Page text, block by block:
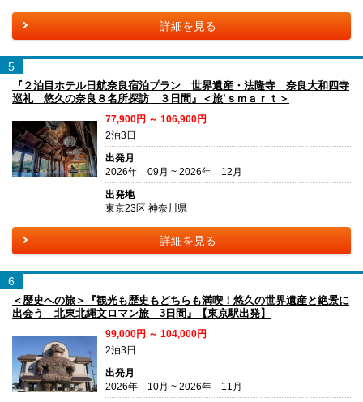
詳細を見る
5
『２泊目ホテル日航奈良宿泊プラン 世界遺産・法隆寺 奈良大和四寺
巡礼 悠久の奈良８名所探訪 ３日間』＜旅’ｓｍａｒｔ＞
77,900円 ～ 106,900円
2泊3日
出発月
2026年 09月 ~ 2026年 12月
出発地
東京23区 神奈川県
詳細を見る
6
＜歴史への旅＞『観光も歴史もどちらも満喫！悠久の世界遺産と絶景に
出会う 北東北縄文ロマン旅 3日間』【東京駅出発】
99,000円 ～ 104,000円
2泊3日
出発月
2026年 10月 ~ 2026年 11月